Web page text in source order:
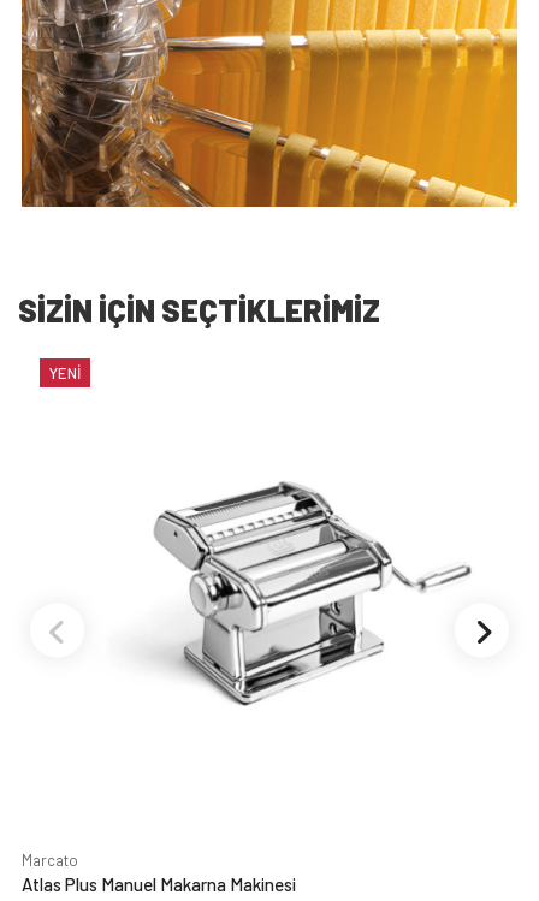
SİZİN İÇİN SEÇTİKLERİMİZ
YENI
Marcato
Atlas Plus Manuel Makarna Makinesi